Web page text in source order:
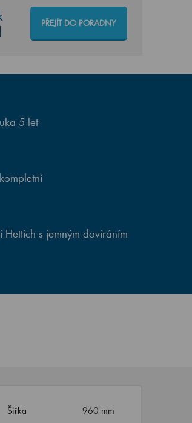
PŘEJÍT DO PORADNY
5 let
s jemným dovíráním
Šířka
960 mm